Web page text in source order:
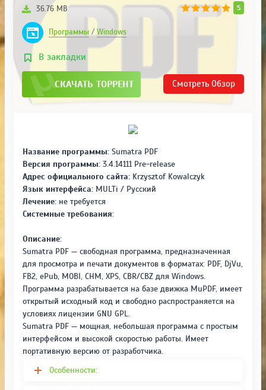
5
36.76 MB
Программы / Windows
В закладки
СКАЧАТЬ ТОРРЕНТ Смотреть Обзор
Название программы: Sumatra PDF
Версия программы: 3.4.14111 Pre-release
Адрес официального сайта: Krzysztof Kowalczyk
Язык интерфейса: MULTi / Русский
Лечение: не требуется
Системные требования:
Описание:
Sumatra PDF — свободная программа, предназначенная
для просмотра и печати документов в форматах: PDF, DjVu,
FB2, ePub, MOBI, CHM, XPS, CBR/CBZ для Windows.
Программа разрабатывается на базе движка MuPDF, имеет
открытый исходный код и свободно распространяется на
условиях лицензии GNU GPL.
Sumatra PDF — мощная, небольшая программа с простым
интерфейсом и высокой скоростью работы. Имеет
портативную версию от разработчика.
Особенности: